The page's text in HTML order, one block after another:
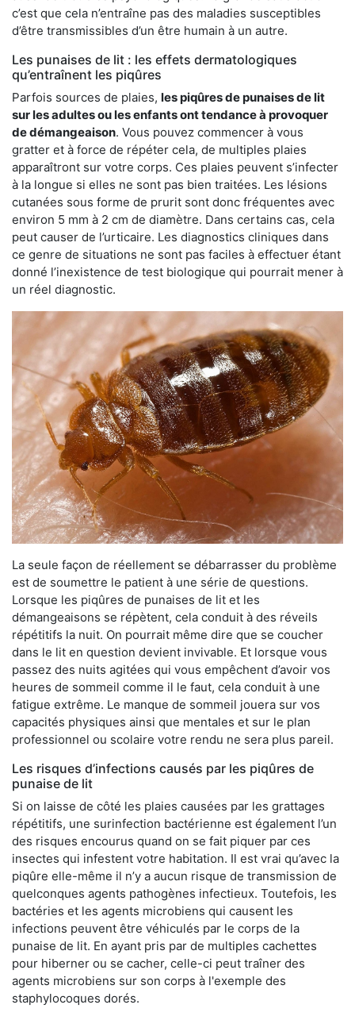
c’est que cela n’entraîne pas des maladies susceptibles
d’être transmissibles d’un être humain à un autre.
Les punaises de lit : les effets dermatologiques
qu’entraînent les piqûres
Parfois sources de plaies, les piqûres de punaises de lit
sur les adultes ou les enfants ont tendance à provoquer
de démangeaison. Vous pouvez commencer à vous
gratter et à force de répéter cela, de multiples plaies
apparaîtront sur votre corps. Ces plaies peuvent s’infecter
à la longue si elles ne sont pas bien traitées. Les lésions
cutanées sous forme de prurit sont donc fréquentes avec
environ 5 mm à 2 cm de diamètre. Dans certains cas, cela
peut causer de l’urticaire. Les diagnostics cliniques dans
ce genre de situations ne sont pas faciles à effectuer étant
donné l’inexistence de test biologique qui pourrait mener à
un réel diagnostic.
La seule façon de réellement se débarrasser du problème
est de soumettre le patient à une série de questions.
Lorsque les piqûres de punaises de lit et les
démangeaisons se répètent, cela conduit à des réveils
répétitifs la nuit. On pourrait même dire que se coucher
dans le lit en question devient invivable. Et lorsque vous
passez des nuits agitées qui vous empêchent d’avoir vos
heures de sommeil comme il le faut, cela conduit à une
fatigue extrême. Le manque de sommeil jouera sur vos
capacités physiques ainsi que mentales et sur le plan
professionnel ou scolaire votre rendu ne sera plus pareil.
Les risques d’infections causés par les piqûres de
punaise de lit
Si on laisse de côté les plaies causées par les grattages
répétitifs, une surinfection bactérienne est également l’un
des risques encourus quand on se fait piquer par ces
insectes qui infestent votre habitation. Il est vrai qu’avec la
piqûre elle-même il n’y a aucun risque de transmission de
quelconques agents pathogènes infectieux. Toutefois, les
bactéries et les agents microbiens qui causent les
infections peuvent être véhiculés par le corps de la
punaise de lit. En ayant pris par de multiples cachettes
pour hiberner ou se cacher, celle-ci peut traîner des
agents microbiens sur son corps à l'exemple des
staphylocoques dorés.